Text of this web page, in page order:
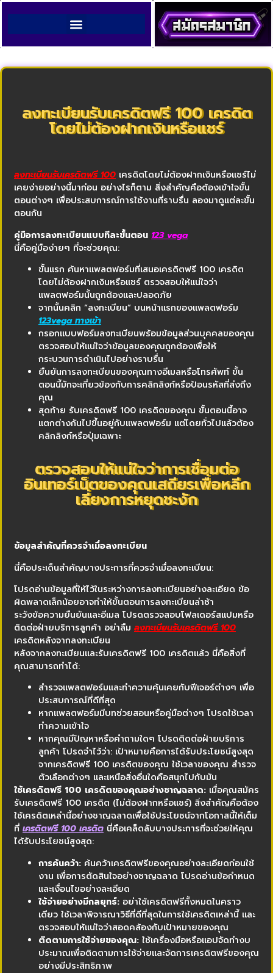
ลงทะเบียนรับเครดิตฟรี 100 เครดิต
โดยไม่ต้องฝากเงินหรือแชร์
ลงทะเบียนรับเครดิตฟรี 100 เครดิตโดยไม่ต้องฝากเงินหรือแชร์ไม่
เคยง่ายอย่างนี้มาก่อน อย่างไรก็ตาม สิ่งสำคัญคือต้องเข้าใจขั้น
ตอนต่างๆ เพื่อประสบการณ์การใช้งานที่ราบรื่น ลองมาดูแต่ละขั้น
ตอนกัน
คู่มือการลงทะเบียนแบบทีละขั้นตอน 123 vega
นี่คือคู่มือง่ายๆ ที่จะช่วยคุณ:
ขั้นแรก ค้นหาแพลตฟอร์มที่เสนอเครดิตฟรี 100 เครดิต
โดยไม่ต้องฝากเงินหรือแชร์ ตรวจสอบให้แน่ใจว่า
แพลตฟอร์มนั้นถูกต้องและปลอดภัย
จากนั้นคลิก “ลงทะเบียน” บนหน้าแรกของแพลตฟอร์ม
123vega ทางเข้า
กรอกแบบฟอร์มลงทะเบียนพร้อมข้อมูลส่วนบุคคลของคุณ
ตรวจสอบให้แน่ใจว่าข้อมูลของคุณถูกต้องเพื่อให้
กระบวนการดำเนินไปอย่างราบรื่น
ยืนยันการลงทะเบียนของคุณทางอีเมลหรือโทรศัพท์ ขั้น
ตอนนี้มักจะเกี่ยวข้องกับการคลิกลิงก์หรือป้อนรหัสที่ส่งถึง
คุณ
สุดท้าย รับเครดิตฟรี 100 เครดิตของคุณ ขั้นตอนนี้อาจ
แตกต่างกันไปขึ้นอยู่กับแพลตฟอร์ม แต่โดยทั่วไปแล้วต้อง
คลิกลิงก์หรือปุ่มเฉพาะ
ตรวจสอบให้แน่ใจว่าการเชื่อมต่อ
อินเทอร์เน็ตของคุณเสถียรเพื่อหลีก
เลี่ยงการหยุดชะงัก
ข้อมูลสำคัญที่ควรจำเมื่อลงทะเบียน
นี่คือประเด็นสำคัญบางประการที่ควรจำเมื่อลงทะเบียน:
โปรดอ่านข้อมูลที่ให้ไว้ในระหว่างการลงทะเบียนอย่างละเอียด ข้อ
ผิดพลาดเล็กน้อยอาจทำให้ขั้นตอนการลงทะเบียนล่าช้า
ระวังข้อความยืนยันและอีเมล โปรดตรวจสอบโฟลเดอร์สแปมหรือ
ติดต่อฝ่ายบริการลูกค้า อย่าลืม ลงทะเบียนรับเครดิตฟรี 100
เครดิตหลังจากลงทะเบียน
หลังจากลงทะเบียนและรับเครดิตฟรี 100 เครดิตแล้ว นี่คือสิ่งที่
คุณสามารถทำได้:
สำรวจแพลตฟอร์มและทำความคุ้นเคยกับฟีเจอร์ต่างๆ เพื่อ
ประสบการณ์ที่ดีที่สุด
หากแพลตฟอร์มมีบทช่วยสอนหรือคู่มือต่างๆ โปรดใช้เวลา
ทำความเข้าใจ
หากคุณมีปัญหาหรือคำถามใดๆ โปรดติดต่อฝ่ายบริการ
ลูกค้า โปรดจำไว้ว่า: เป้าหมายคือการได้รับประโยชน์สูงสุด
จากเครดิตฟรี 100 เครดิตของคุณ ใช้เวลาของคุณ สำรวจ
ตัวเลือกต่างๆ และเหนือสิ่งอื่นใดคือสนุกไปกับมัน
ใช้เครดิตฟรี 100 เครดิตของคุณอย่างชาญฉลาด: เมื่อคุณสมัคร
รับเครดิตฟรี 100 เครดิต (ไม่ต้องฝากหรือแชร์) สิ่งสำคัญคือต้อง
ใช้เครดิตเหล่านี้อย่างชาญฉลาดเพื่อใช้ประโยชน์จากโอกาสนี้ให้เต็ม
ที่ เครดิตฟรี 100 เครดิต นี่คือเคล็ดลับบางประการที่จะช่วยให้คุณ
ได้รับประโยชน์สูงสุด:
การค้นคว้า: ค้นคว้าเครดิตฟรีของคุณอย่างละเอียดก่อนใช้
งาน เพื่อการตัดสินใจอย่างชาญฉลาด โปรดอ่านข้อกำหนด
และเงื่อนไขอย่างละเอียด
ใช้จ่ายอย่างมีกลยุทธ์: อย่าใช้เครดิตฟรีทั้งหมดในคราว
เดียว ใช้เวลาพิจารณาวิธีที่ดีที่สุดในการใช้เครดิตเหล่านี้ และ
ตรวจสอบให้แน่ใจว่าสอดคล้องกับเป้าหมายของคุณ
ติดตามการใช้จ่ายของคุณ: ใช้เครื่องมือหรือแอปจัดทำงบ
ประมาณเพื่อติดตามการใช้จ่ายและจัดการเครดิตฟรีของคุณ
อย่างมีประสิทธิภาพ